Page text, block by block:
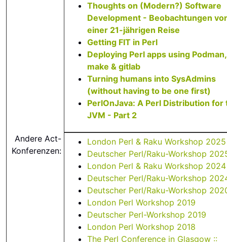
‎Thoughts on (Modern?) Software
Development - Beobachtungen
einer 21-jährigen Reise‎
‎Getting FIT in Perl‎
‎Deploying Perl apps using Podman,
make & gitlab‎
‎Turning humans into SysAdmins
(without having to be one first)‎
‎PerlOnJava: A Perl Distribution for
JVM - Part 2‎
Andere Act-
Konferenzen:
London Perl & Raku Workshop 2025
Deutscher Perl/Raku-Workshop
London Perl & Raku Workshop 2024
Deutscher Perl/Raku-Workshop
Deutscher Perl/Raku-Workshop
London Perl Workshop 2019
Deutscher Perl-Workshop 2019
London Perl Workshop 2018
The Perl Conference in Glasgow ::